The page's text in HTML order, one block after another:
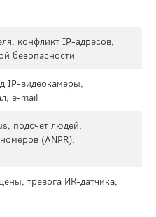
конфликт IP-адресов,
безопасности
IP-видеокамеры,
e-mail
подсчет людей,
(ANPR),
тревога ИК-датчика,